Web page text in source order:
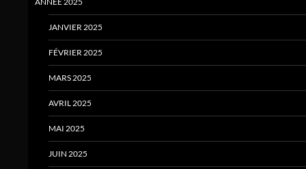
JANVIER 2025
FÉVRIER 2025
MARS 2025
AVRIL 2025
MAI 2025
JUIN 2025